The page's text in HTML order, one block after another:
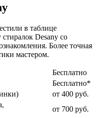
в таблице
Desany со
Более точная
мастером.
Бесплатно
Бесплатно*
от 400 руб.
от 700 руб.